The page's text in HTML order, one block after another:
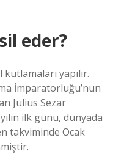
eder?
kutlamaları yapılır.
İmparatorluğu’nun
Julius Sezar
ilk günü, dünyada
takviminde Ocak